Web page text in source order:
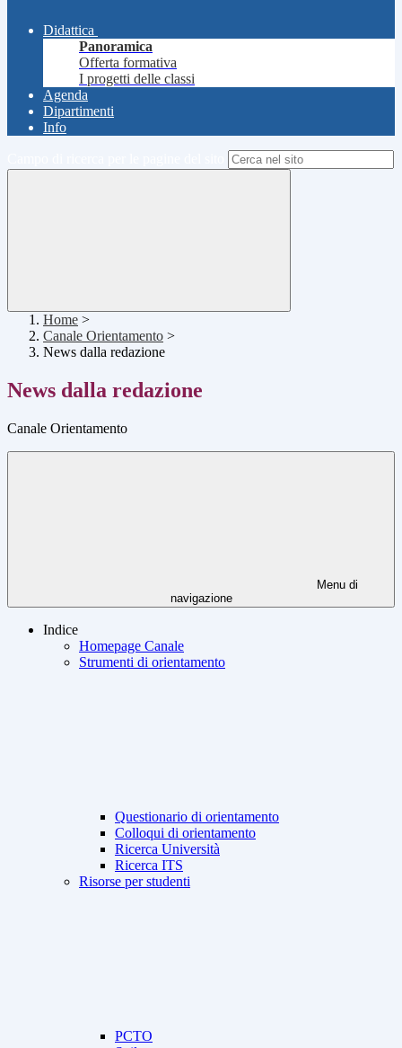
Didattica
Panoramica
Offerta formativa
I progetti delle classi
Agenda
Dipartimenti
Info
Home >
Canale Orientamento >
News dalla redazione
News dalla redazione
Canale Orientamento
Menu di
navigazione
Indice
Homepage Canale
Strumenti di orientamento
Questionario di orientamento
Colloqui di orientamento
Ricerca Università
Ricerca ITS
Risorse per studenti
PCTO